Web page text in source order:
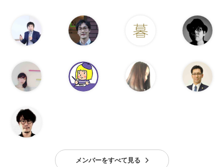
メンバーをすべて見る